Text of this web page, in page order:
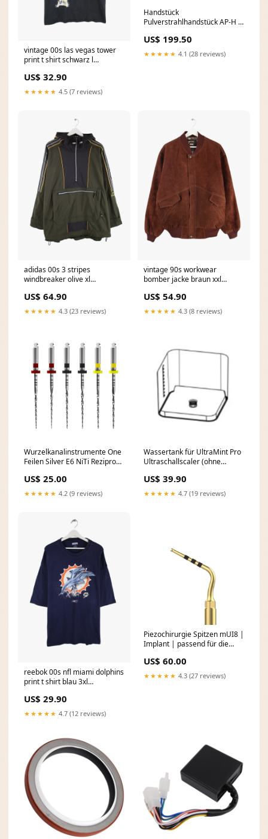
vintage 00s las vegas tower
print t shirt schwarz l
US$ 32.90
★★★★★ 4.5 (7 reviews)
Handstück
Pulverstrahlhandstück AP-H |
US$ 199.50
★★★★★ 4.1 (28 reviews)
adidas 00s 3 stripes
windbreaker olive xl
US$ 64.90
★★★★★ 4.3 (23 reviews)
vintage 90s workwear
bomber jacke braun xxl
US$ 54.90
★★★★★ 4.3 (8 reviews)
Wurzelkanalinstrumente One
Feilen Silver E6 NiTi Reziprok
US$ 25.00
★★★★★ 4.2 (9 reviews)
Wassertank für UltraMint Pro
Ultraschallscaler (ohne
US$ 39.90
★★★★★ 4.7 (19 reviews)
reebok 00s nfl miami dolphins
print t shirt blau 3xl
US$ 29.90
★★★★★ 4.7 (12 reviews)
Piezochirurgie Spitzen mUI8 |
Implant | passend für die
PIEZOSURGERY®* Kauf 40
spar 15
US$ 60.00
★★★★★ 4.3 (27 reviews)